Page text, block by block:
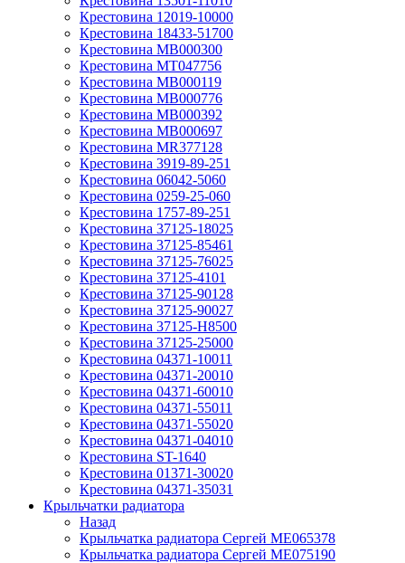
Крестовина 12019-10000
Крестовина 18433-51700
Крестовина MB000300
Крестовина MT047756
Крестовина MB000119
Крестовина MB000776
Крестовина MB000392
Крестовина MB000697
Крестовина MR377128
Крестовина 3919-89-251
Крестовина 06042-5060
Крестовина 0259-25-060
Крестовина 1757-89-251
Крестовина 37125-18025
Крестовина 37125-85461
Крестовина 37125-76025
Крестовина 37125-4101
Крестовина 37125-90128
Крестовина 37125-90027
Крестовина 37125-H8500
Крестовина 37125-25000
Крестовина 04371-10011
Крестовина 04371-20010
Крестовина 04371-60010
Крестовина 04371-55011
Крестовина 04371-55020
Крестовина 04371-04010
Крестовина ST-1640
Крестовина 01371-30020
Крестовина 04371-35031
Крыльчатки радиатора
Назад
Крыльчатка радиатора Сергей ME065378
Крыльчатка радиатора Сергей ME075190